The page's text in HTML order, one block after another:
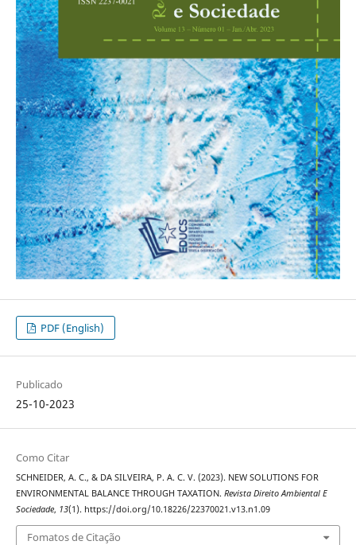
PDF (English)
Publicado
25-10-2023
Como Citar
SCHNEIDER, A. C., & DA SILVEIRA, P. A. C. V. (2023). NEW SOLUTIONS FOR
ENVIRONMENTAL BALANCE THROUGH TAXATION. Revista Direito Ambiental E
Sociedade, 13(1). https://doi.org/10.18226/22370021.v13.n1.09
Fomatos de Citação